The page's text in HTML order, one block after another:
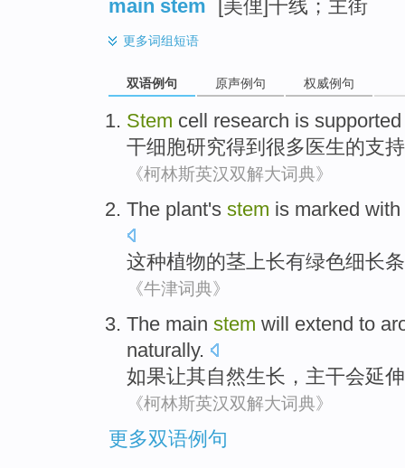
main stem [美俚]干线；主街
更多词组短语
双语例句 原声例句 权威例句
Stem cell research is supported
干细胞研究得到 很多 医生的支持
《柯林斯英汉双解大词典》
The plant's stem is marked with
这种植物的茎上长有绿色细长
《牛津词典》
The main stem will extend to
naturally.
如果让其自然生长 ， 主干会延伸
《柯林斯英汉双解大词典》
更多双语例句